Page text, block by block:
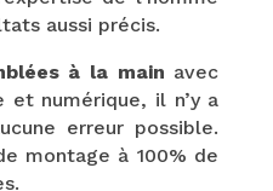
aussi précis.
à la main avec
et numérique, il n’y a
erreur possible.
montage à 100% de